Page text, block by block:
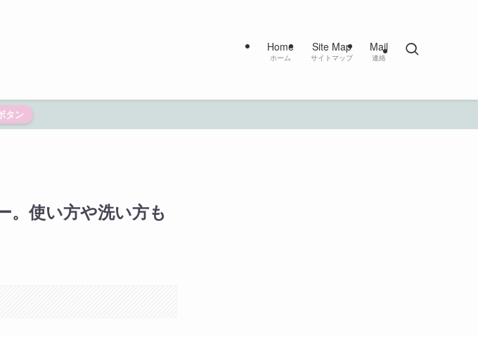
Home
ホーム
Site Map
サイトマップ
Mail
連絡
タン
。使い方や洗い方も